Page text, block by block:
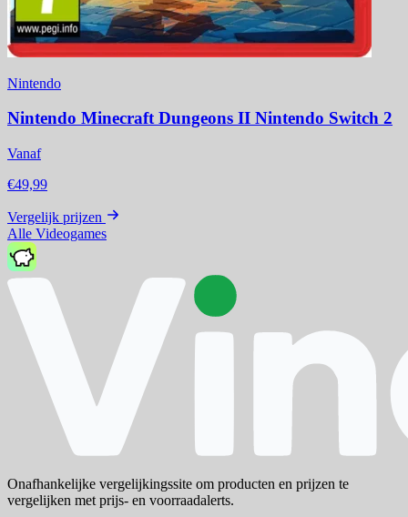
Nintendo
Nintendo Minecraft Dungeons II Nintendo Switch 2
Vanaf
€49,99
Vergelijk prijzen
Alle Videogames
Onafhankelijke vergelijkingssite om producten en prijzen te
vergelijken met prijs- en voorraadalerts.